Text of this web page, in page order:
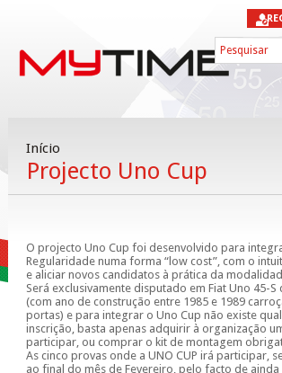
Início
Projecto Uno Cup
O projecto Uno Cup foi desenvolvido para
Regularidade numa forma “low cost”, com o
e aliciar novos candidatos à prática da
Será exclusivamente disputado em Fiat Uno 45-
(com ano de construção entre 1985 e 1989
portas) e para integrar o Uno Cup não existe
inscrição, basta apenas adquirir à organização
participar, ou comprar o kit de montagem
As cinco provas onde a UNO CUP irá participar,
ao final do mês de Fevereiro, pelo facto de ainda